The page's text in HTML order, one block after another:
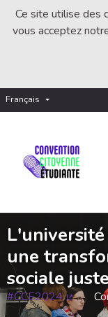
Ce site utilise des
vous acceptez
Français Choisir la langue
une
sociale
#CCE2024
(Lien